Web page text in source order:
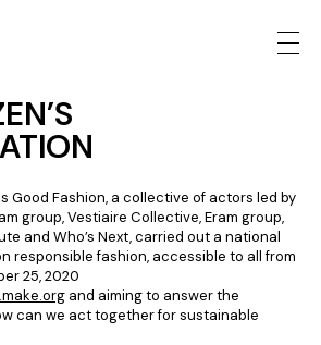
Good Fashion, a collective of actors led by
group, Vestiaire Collective, Eram group,
and Who’s Next, carried out a national
responsible fashion, accessible to all from
25, 2020
and aiming to answer the
can we act together for sustainable